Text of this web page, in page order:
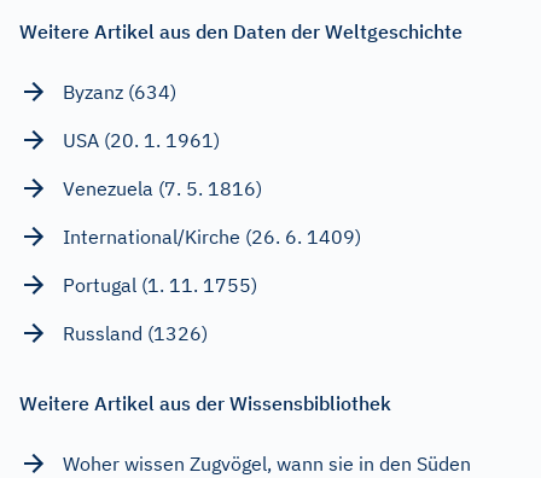
Weitere Artikel aus den Daten der Weltgeschichte
Byzanz (634)
USA (20. 1. 1961)
Venezuela (7. 5. 1816)
International/Kirche (26. 6. 1409)
Portugal (1. 11. 1755)
Russland (1326)
Weitere Artikel aus der Wissensbibliothek
Woher wissen Zugvögel, wann sie in den Süden